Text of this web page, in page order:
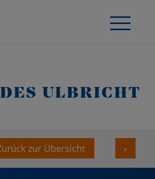
ULBRICHT
zur Übersicht ›